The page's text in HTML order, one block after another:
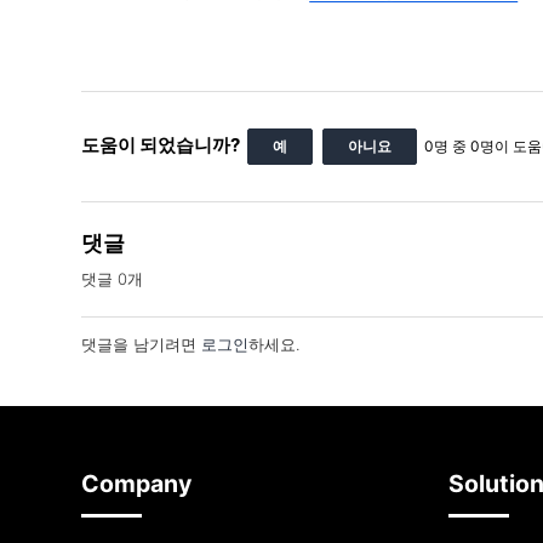
도움이 되었습니까? 예 아니요 0명 중 0명이 도
댓글
댓글 0개
댓글을 남기려면 로그인하세요.
Company